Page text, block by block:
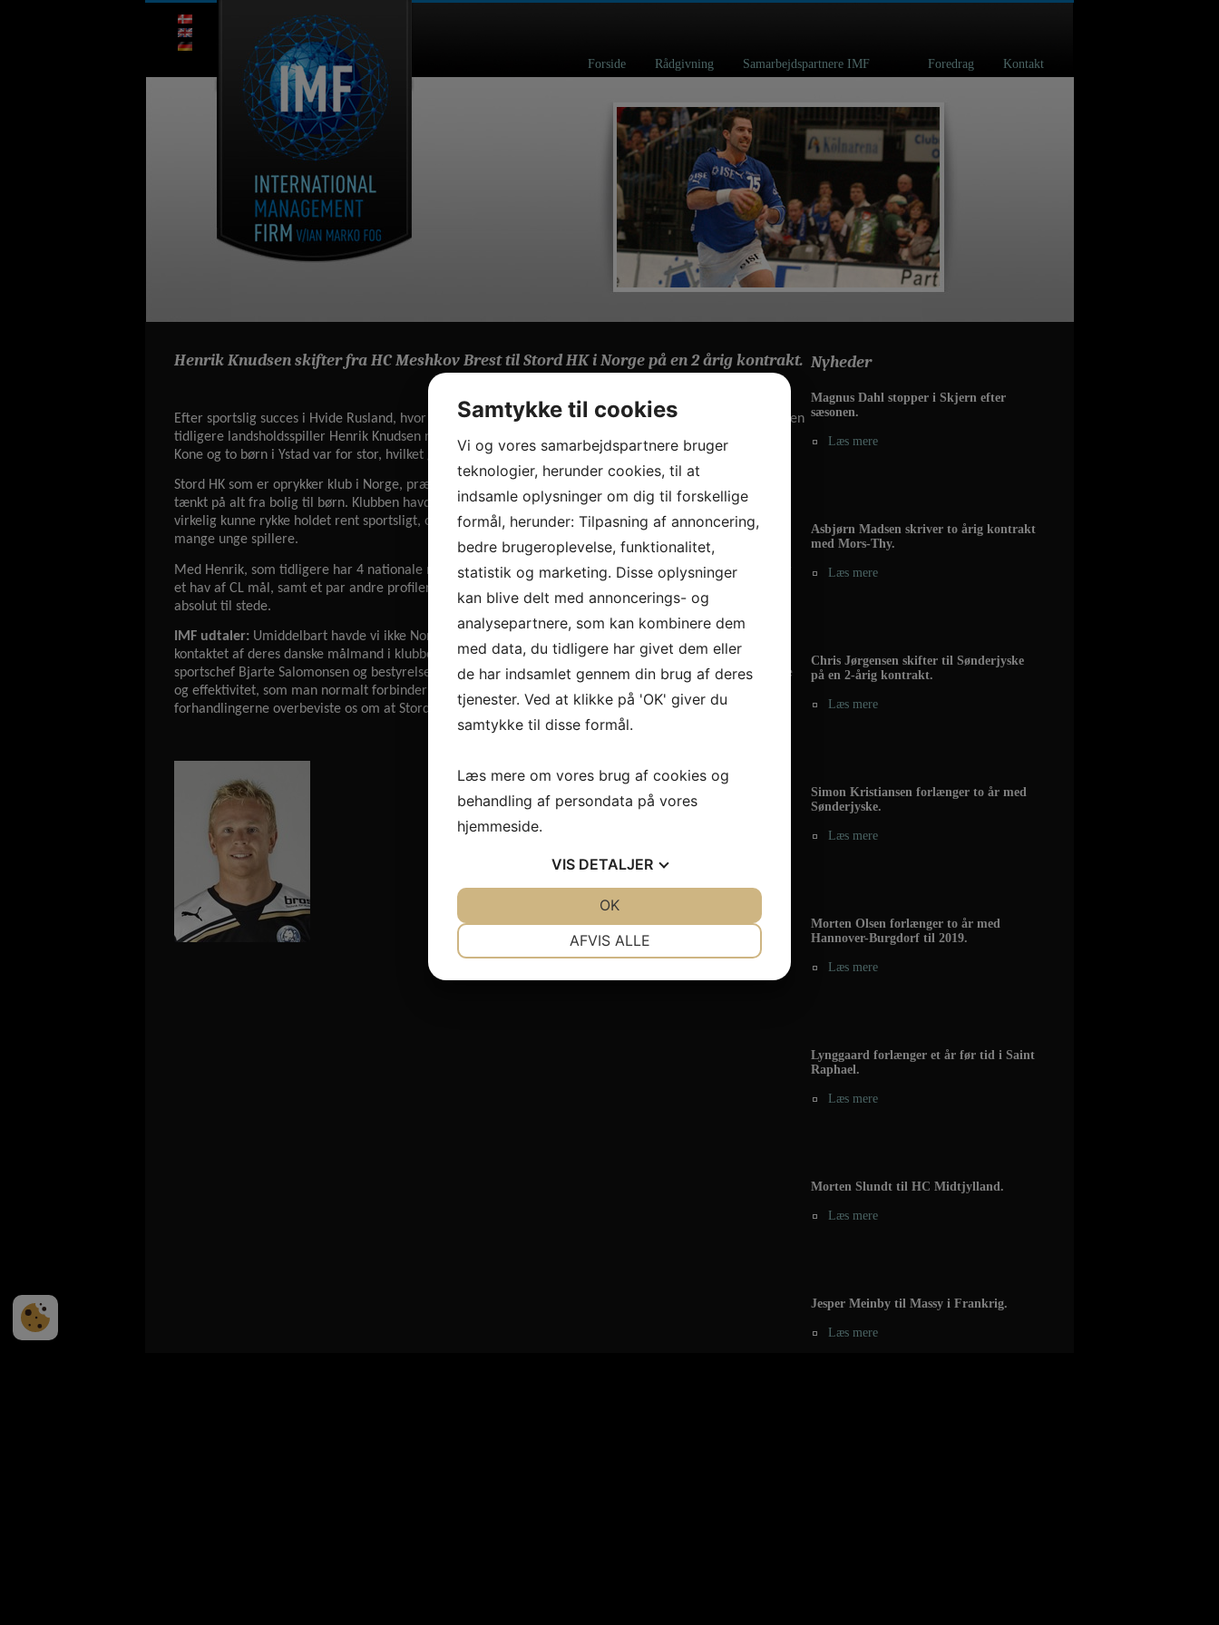
Forside Rådgivning Samarbejdspartnere IMF Foredrag Kontakt
Henrik Knudsen skifter fra HC Meshkov Brest til Stord HK i Norge på en 2 årig kontrakt.
Efter sportslig succes i Hvide Rusland, hvor klubben blandt andet vandt grundspillet i SEHA League, har den
tidligere landsholdsspiller Henrik Knudsen nu valgt at prioritere familien. Afstanden mellem ham og sin
Kone og to børn i Ystad var for stor, hvilket gjorde han trak en option på et år mere i Meshkov Brest.
Stord HK som er oprykker klub i Norge, præsenterede et flot skræddersyet familie tilbud, hvor der var
tænkt på alt fra bolig til børn. Klubben havde en interessant strategi om at hente en stor profil, som
virkelig kunne rykke holdet rent sportsligt, og som kunne være et forbillede rent professionelt for deres
mange unge spillere.
Med Henrik, som tidligere har 4 nationale mesterskaber i Polen og Danmark på sit cv, 22 landskampe og
et hav af CL mål, samt et par andre profiler er grundlaget for at stabilisere sig i den bedste norske liga
absolut til stede.
IMF udtaler: Umiddelbart havde vi ikke Norge med i vores planer for Henriks fremtid. Men vi blev først
kontaktet af deres danske målmand i klubben Mikael Søgaard, der præsenterede ideen. På mødet med
sportschef Bjarte Salomonsen og bestyrelsesmedlem Jan Kåre Pedersen, oplevede vi en professionalisme
og effektivitet, som man normalt forbinder med langt større klubber. Deres determination i
forhandlingerne overbeviste os om at Stord HK var det rigtige for Henrik og hans familie.
Nyheder
Magnus Dahl stopper i Skjern efter
sæsonen.
Læs mere
Asbjørn Madsen skriver to årig kontrakt
med Mors-Thy.
Læs mere
Chris Jørgensen skifter til Sønderjyske
på en 2-årig kontrakt.
Læs mere
Simon Kristiansen forlænger to år med
Sønderjyske.
Læs mere
Morten Olsen forlænger to år med
Hannover-Burgdorf til 2019.
Læs mere
Lynggaard forlænger et år før tid i Saint
Raphael.
Læs mere
Morten Slundt til HC Midtjylland.
Læs mere
Jesper Meinby til Massy i Frankrig.
Læs mere
Samtykke til cookies
Vi og vores samarbejdspartnere bruger
teknologier, herunder cookies, til at
indsamle oplysninger om dig til forskellige
formål, herunder: Tilpasning af annoncering,
bedre brugeroplevelse, funktionalitet,
statistik og marketing. Disse oplysninger
kan blive delt med annoncerings- og
analysepartnere, som kan kombinere dem
med data, du tidligere har givet dem eller
de har indsamlet gennem din brug af deres
tjenester. Ved at klikke på 'OK' giver du
samtykke til disse formål.
Læs mere om vores brug af cookies og
behandling af persondata på vores
hjemmeside.
VIS DETALJER
AFVIS ALLE
OK